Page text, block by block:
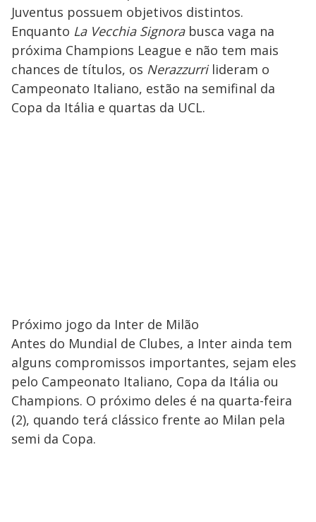
Juventus possuem objetivos distintos.
Enquanto La Vecchia Signorabusca vaga na
próxima Champions League e não tem mais
chances de títulos, os Nerazzurrilideram o
Campeonato Italiano, estão na semifinal da
Copa da Itália e quartas da UCL.
Próximo jogo da Inter de Milão
Antes do Mundial de Clubes, a Inter ainda tem
alguns compromissos importantes, sejam eles
pelo Campeonato Italiano, Copa da Itália ou
Champions. O próximo deles é na quarta-feira
(2), quando terá clássico frente ao Milan pela
semi da Copa.